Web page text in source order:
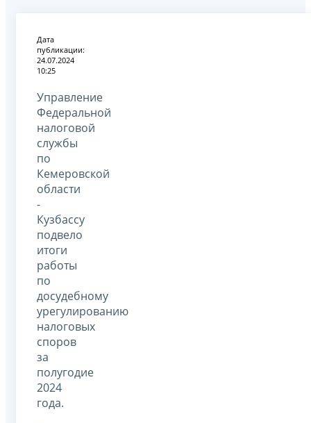
Дата
публикации:
24.07.2024
10:25
Управление
Федеральной
налоговой
службы
по
Кемеровской
области
-
Кузбассу
подвело
итоги
работы
по
досудебному
урегулированию
налоговых
споров
за
полугодие
2024
года.